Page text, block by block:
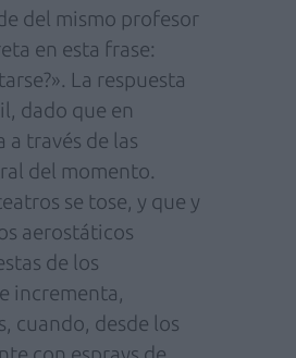
del mismo profesor
en esta frase:
La respuesta
dado que en
través de las
del momento.
se tose, y que y
aerostáticos
de los
incrementa,
cuando, desde los
con esprays de